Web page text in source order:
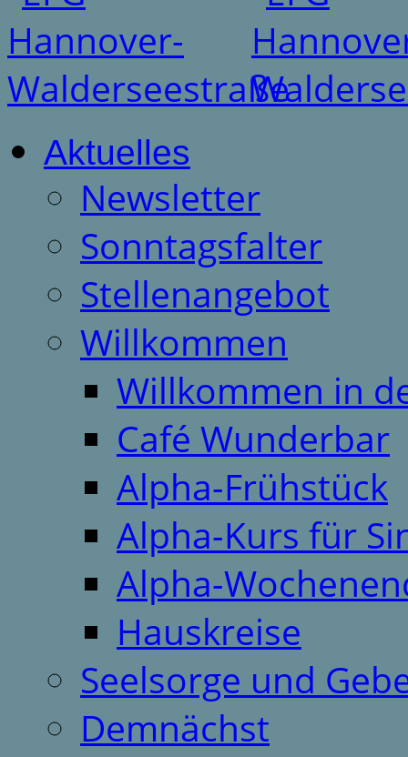
Aktuelles
Newsletter
Sonntagsfalter
Stellenangebot
Willkommen
Willkommen in
Café Wunderbar
Alpha-Frühstück
Alpha-Kurs für
Alpha-
Hauskreise
Seelsorge und
Demnächst